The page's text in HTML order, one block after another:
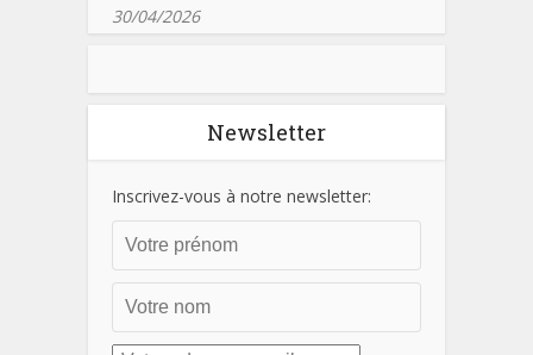
30/04/2026
Newsletter
Inscrivez-vous à notre newsletter: